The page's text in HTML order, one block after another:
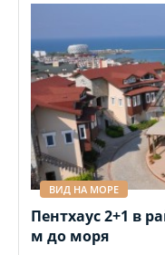
ВИД НА МОРЕ
Пентхаус 2+1 в
м до моря